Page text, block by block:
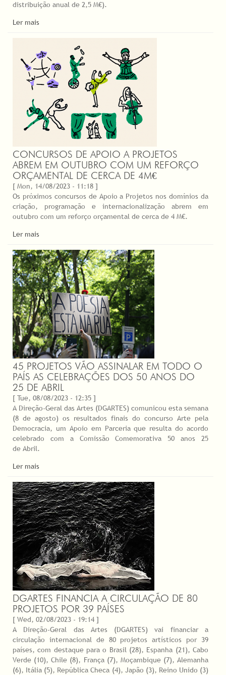
distribuição anual de 2,5 M€).
Ler mais
CONCURSOS DE APOIO A PROJETOS
ABREM EM OUTUBRO COM UM REFORÇO
ORÇAMENTAL DE CERCA DE 4M€
[ Mon, 14/08/2023 - 11:18 ]
Os próximos concursos de Apoio a Projetos nos domínios da
criação, programação e internacionalização abrem em
outubro com um reforço orçamental de cerca de 4 M€.
Ler mais
45 PROJETOS VÃO ASSINALAR EM TODO O
PAÍS AS CELEBRAÇÕES DOS 50 ANOS DO
25 DE ABRIL
[ Tue, 08/08/2023 - 12:35 ]
A Direção-Geral das Artes (DGARTES) comunicou esta semana
(8 de agosto) os resultados finais do concurso Arte pela
Democracia, um Apoio em Parceria que resulta do acordo
celebrado com a Comissão Comemorativa 50 anos 25
de Abril.
Ler mais
DGARTES FINANCIA A CIRCULAÇÃO DE 80
PROJETOS POR 39 PAÍSES
[ Wed, 02/08/2023 - 19:14 ]
A Direção-Geral das Artes (DGARTES) vai financiar a
circulação internacional de 80 projetos artísticos por 39
países, com destaque para o Brasil (28), Espanha (21), Cabo
Verde (10), Chile (8), França (7), Moçambique (7), Alemanha
(6), Itália (5), República Checa (4), Japão (3), Reino Unido (3)